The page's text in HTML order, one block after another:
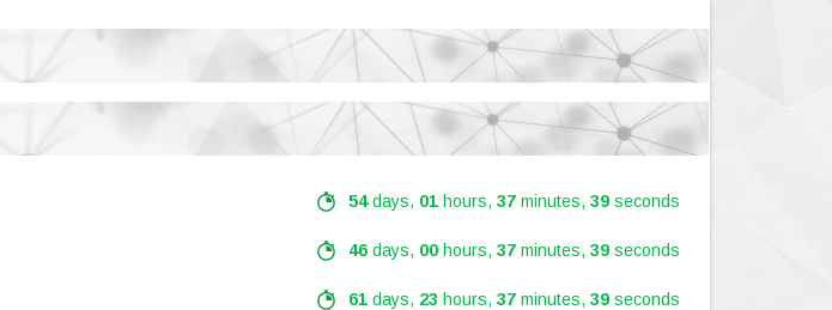
54days, 01hours, 37minutes, 37seconds
46days, 00hours, 37minutes, 37seconds
61days, 23 hours, 37minutes, 37seconds